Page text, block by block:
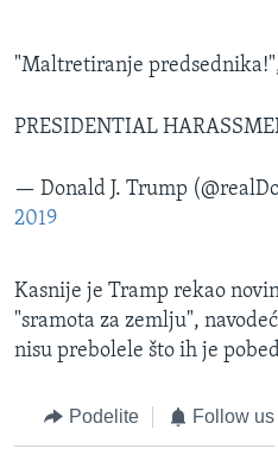
"Maltretiranje
PRESIDENTIAL
— Donald J. Trump
2019
Kasnije je Tramp rekao
"sramota za zemlju",
nisu prebolele što ih je
Podelite Follow us